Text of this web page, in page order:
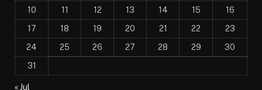
10
11 12 13 14 15
16
17
18 19 20 21 22
23
24
25 26 27 28 29
30
31
« Jul